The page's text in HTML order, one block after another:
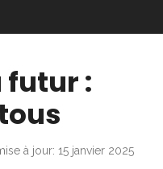
futur :
à jour: 15 janvier 2025